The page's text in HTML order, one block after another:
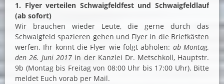
1. Flyer verteilen Schwaigfeldfest und Schwaigfeldlauf
(ab sofort)
Wir brauchen wieder Leute, die gerne durch das
Schwaigfeld spazieren gehen und Flyer in die Briefkästen
werfen. Ihr könnt die Flyer wie folgt abholen: ab Montag,
den 26. Juni 2017 in der Kanzlei Dr. Metschkoll, Hauptstr.
9b (Montag bis Freitag von 08:00 Uhr bis 17:00 Uhr). Bitte
meldet Euch vorab per Mail.